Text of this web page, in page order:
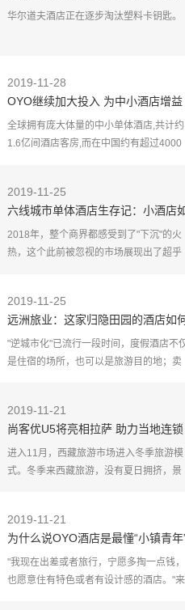
华尔道夫酒店正在逐步淘汰塑料卡钥匙。
店，这符合希尔顿酒店集团的承诺，即到
2030年将酒店运营
2019-11-28
OYO继续加大投入 为中小酒店增益
创收
全球拥有庞大体量的中小单体酒店,共计约
1.6亿间酒店客房,而在中国约有超过4000
营管理经验、
2019-11-25
六线城市单体酒店生存记：小酒店
何搭上轻连锁的顺风车
2018年，整个商界都感受到了"下沉"的火
热，这个此前被忽视的市场展现出了超乎
美国纳斯达克敲钟
2019-11-25
远洲旅业：这家归隐田园的酒店如
变成72小时微旅行目的地
"逆城市化"已流行一段时间，度假酒店不
是住宿的场所，也可以是旅游目的地；卖
店行业22年的远
2019-11-21
尚客优U5将亮相拉萨 助力当地连锁
酒店开启“美美睡”新时代
进入11月，西藏旅游市场进入冬季旅游模
式。冬季来西藏旅游，没有夏日拥挤，景
月23日，尚客优酒
2019-11-21
为什么说OYO酒店是最懂“小镇青年
的？
"我现在出差或者旅行，宁愿多掏一点钱，
也愿意住有特色或者有设计感的酒店。"来